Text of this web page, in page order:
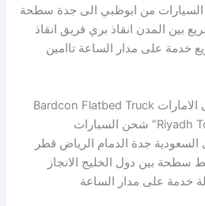
” شحن السيارات من ابوظبي الى جدة سطحة
بين المدن انقاذ بري فريق انقاذ
خدمة على مدار الساعة تاامين
“بردكون سطحة الرياض الى الامارات Bardcon Flatbed Truck
Riyadh To UAE 00971502880234” شحن السيارات
السعودية جدة الدمام الرياض قطر
سطحة بين دول الخليج الانجاز
خدمة على مدار الساعة